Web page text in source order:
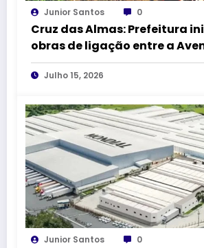
Junior Santos 0
Cruz das Almas: Prefeitura
obras de ligação entre a
Amado Queiroz e a BR-101
Julho 15, 2026
Junior Santos 0